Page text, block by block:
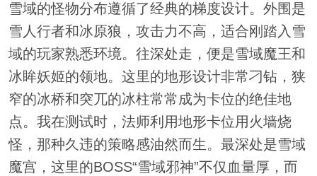
雪域的怪物分布遵循了经典的梯度设计。外围是
雪人行者和冰原狼，攻击力不高，适合刚踏入雪
域的玩家熟悉环境。往深处走，便是雪域魔王和
冰眸妖姬的领地。这里的地形设计非常刁钻，狭
窄的冰桥和突兀的冰柱常常成为卡位的绝佳地
点。我在测试时，法师利用地形卡位用火墙烧
怪，那种久违的策略感油然而生。最深处是雪域
魔宫，这里的BOSS“雪域邪神”不仅血量厚，而